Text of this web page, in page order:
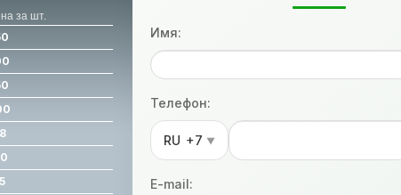
за шт.
Имя:
Телефон:
RU +7 ▼
E-mail: